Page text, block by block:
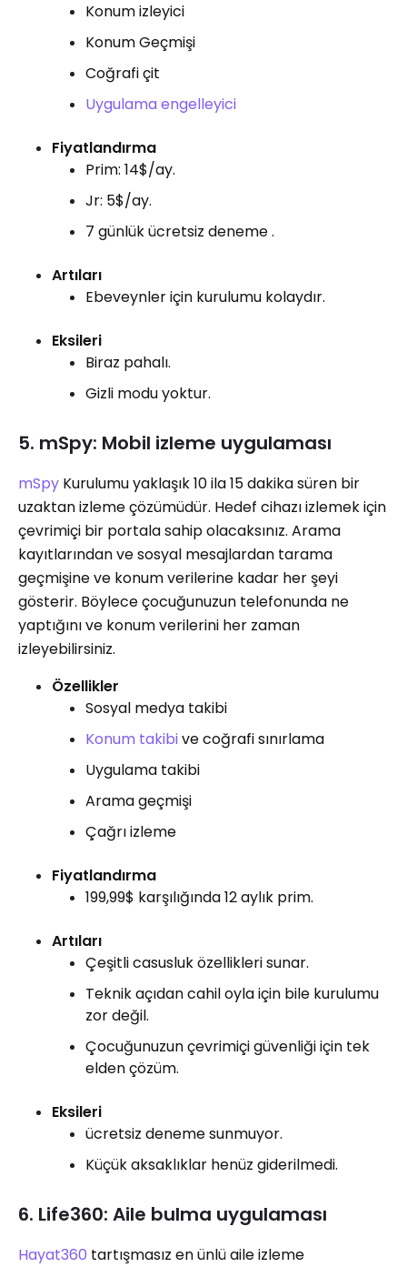
Konum izleyici
Konum Geçmişi
Coğrafi çit
Uygulama engelleyici
Fiyatlandırma
Prim: 14$/ay.
Jr: 5$/ay.
7 günlük ücretsiz deneme .
Artıları
Ebeveynler için kurulumu kolaydır.
Eksileri
Biraz pahalı.
Gizli modu yoktur.
5. mSpy: Mobil izleme uygulaması
mSpy Kurulumu yaklaşık 10 ila 15 dakika süren bir
uzaktan izleme çözümüdür. Hedef cihazı izlemek için
çevrimiçi bir portala sahip olacaksınız. Arama
kayıtlarından ve sosyal mesajlardan tarama
geçmişine ve konum verilerine kadar her şeyi
gösterir. Böylece çocuğunuzun telefonunda ne
yaptığını ve konum verilerini her zaman
izleyebilirsiniz.
Özellikler
Sosyal medya takibi
Konum takibive coğrafi sınırlama
Uygulama takibi
Arama geçmişi
Çağrı izleme
Fiyatlandırma
199,99$ karşılığında 12 aylık prim.
Artıları
Çeşitli casusluk özellikleri sunar.
Teknik açıdan cahil oyla için bile kurulumu
zor değil.
Çocuğunuzun çevrimiçi güvenliği için tek
elden çözüm.
Eksileri
ücretsiz deneme sunmuyor.
Küçük aksaklıklar henüz giderilmedi.
6. Life360: Aile bulma uygulaması
Hayat360 tartışmasız en ünlü aile izleme